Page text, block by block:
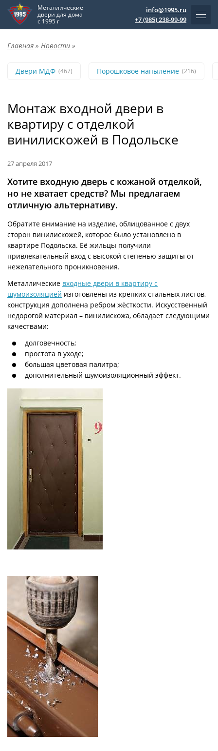
Металлические
двери для дома
с 1995 г
info@1995.ru
+7 (985) 238-99-99
Главная » Новости »
Двери МДФ (467) Порошковое напыление (216)
Монтаж входной двери в
квартиру с отделкой
винилискожей в Подольске
27 апреля 2017
Хотите входную дверь с кожаной отделкой,
но не хватает средств? Мы предлагаем
отличную альтернативу.
Обратите внимание на изделие, облицованное с двух
сторон винилискожей, которое было установлено в
квартире Подольска. Её жильцы получили
привлекательный вход с высокой степенью защиты от
нежелательного проникновения.
Металлические входные двери в квартиру с
шумоизоляцией изготовлены из крепких стальных листов,
конструкция дополнена ребром жёсткости. Искусственный
недорогой материал – винилискожа, обладает следующими
качествами:
долговечность;
простота в уходе;
большая цветовая палитра;
дополнительный шумоизоляционный эффект.